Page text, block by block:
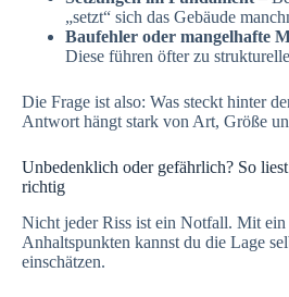
„setzt“ sich das Gebäude
Baufehler oder mangelhafte
Diese führen öfter zu
Die Frage ist also: Was steckt hinter
Antwort hängt stark von Art, Größe
Unbedenklich oder gefährlich? So
richtig
Nicht jeder Riss ist ein Notfall. Mit ein
Anhaltspunkten kannst du die Lage
einschätzen.